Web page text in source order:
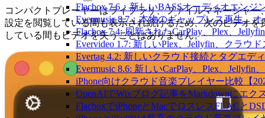
Flacbox 7.6：新しいBASSオーディオエン
Evermusic 8.7：本物のギャップレス再生、
Flacbox 7.4: 刷新されたCarPlay、Plex、
Evervideo 1.7: 新しいPlex、Jellyfin、クラウ
Evertag 4.2: 新しいクラウド接続とタグエデ
Evermusic 8.6: 新しいCarPlay、Plex、Jellyfin
iPhone向けクラウド音楽プレイヤー比較【
OpenAIでWixブログ記事をMarkdownにエク
FlacboxでiPhoneとMacでロスレスFLACと
コンパクトプレーヤーはライブラリ、ファイルマネージャー
設定を閲覧している間も表示され続けるため、次のビデオを
している間もビデオを失うことはありません。